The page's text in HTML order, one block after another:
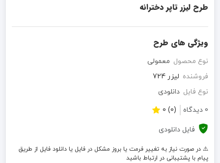
طرح لیزر تاپر دخترانه
ویژگی های طرح
نوع محصول معمولی
فروشنده لیزر 724
نوع فایل دانلودی
0 دیدگاه
(0) 0
فایل دانلودی
⚠️ در صورت نیاز به تغییر فرمت یا بروز مشکل در فایل یا دانلود فایل از طریق
پیام با پشتیبانی در ارتباط باشید